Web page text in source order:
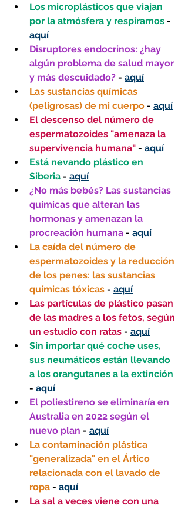
Los microplásticos que viajan
por la atmósfera y respiramos -
aquí
Disruptores endocrinos: ¿hay
algún problema de salud mayor
y más descuidado? - aquí
Las sustancias químicas
(peligrosas) de mi cuerpo - aquí
El descenso del número de
espermatozoides "amenaza la
supervivencia humana" - aquí
Está nevando plástico en
Siberia - aquí
¿No más bebés? Las sustancias
químicas que alteran las
hormonas y amenazan la
procreación humana - aquí
La caída del número de
espermatozoides y la reducción
de los penes: las sustancias
químicas tóxicas - aquí
Las partículas de plástico pasan
de las madres a los fetos, según
un estudio con ratas - aquí
Sin importar qué coche uses,
sus neumáticos están llevando
a los orangutanes a la extinción
- aquí
El poliestireno se eliminaría en
Australia en 2022 según el
nuevo plan - aquí
La contaminación plástica
"generalizada" en el Ártico
relacionada con el lavado de
ropa - aquí
La sal a veces viene con una